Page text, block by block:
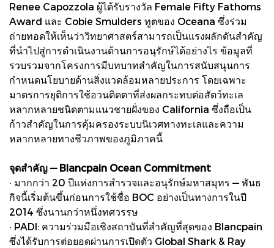
Renee Capozzola ผู้ได้รับรางวัล Female Fifty Fathoms
Award และ Cobie Smulders ทูตของ Oceana ซึ่งร่วม
ถ่ายทอดให้เห็นว่าวิทยาศาสตร์สามารถเป็นแรงผลักดันสำคัญ
ที่นำไปสู่การดำเนินงานด้านการอนุรักษ์ได้อย่างไร ข้อมูลที่
รวบรวมจากโครงการมีบทบาทสำคัญในการสนับสนุนการ
กำหนดนโยบายด้านสิ่งแวดล้อมหลายประการ โดยเฉพาะ
มาตรการยุติการใช้อวนติดตาที่ส่งผลกระทบต่อสัตว์ทะเล
หลากหลายชนิดตามแนวชายฝั่งของ California ซึ่งถือเป็น
ก้าวสำคัญในการคุ้มครองระบบนิเวศทางทะเลและความ
หลากหลายทางชีวภาพของภูมิภาคนี้
จุดสำคัญ — Blancpain Ocean Commitment
· มากกว่า 20 ปีแห่งการสำรวจและอนุรักษ์มหาสมุทร — พันธ
กิจนี้เริ่มต้นขึ้นก่อนการใช้ชื่อ BOC อย่างเป็นทางการในปี
2014 ซึ่งนานกว่าหนึ่งทศวรรษ
· PADI: ความร่วมมือเชิงสถาบันที่สำคัญที่สุดของ Blancpain
ซึ่งได้รับการต่อยอดผ่านการเปิดตัว Global Shark & Ray